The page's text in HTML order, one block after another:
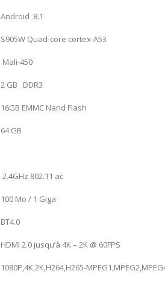
Android 8.1
S905W Quad-core cortex-A53
Mali-450
2 GB DDR3
16GB EMMC Nand Flash
64 GB
2.4GHz 802.11 ac
100 Mo / 1 Giga
BT4.0
HDMI 2.0 jusqu’à 4K – 2K @ 60FPS
1080P,4K,2K,H264,H265-